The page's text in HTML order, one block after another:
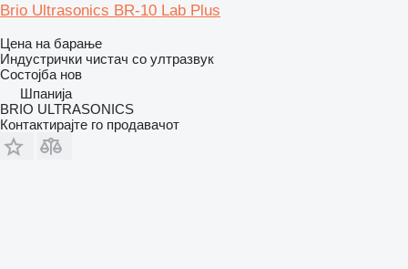
Brio Ultrasonics BR-10 Lab Plus
Цена на барање
Индустрички чистач со ултразвук
Состојба нов
Шпанија
BRIO ULTRASONICS
Контактирајте го продавачот